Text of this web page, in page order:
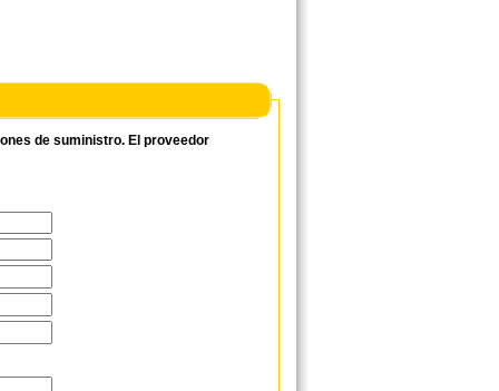
de suministro. El proveedor